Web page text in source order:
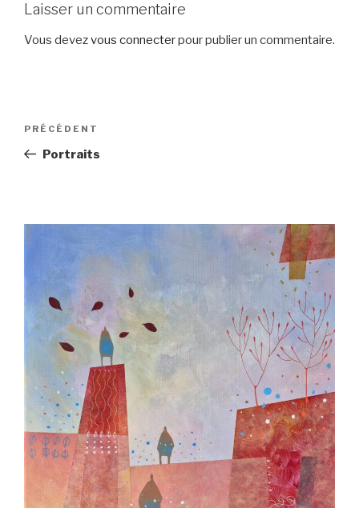
Laisser un commentaire
Vous devezvous connecterpour publier un commentaire.
Navigation
l’article
Article
précédent
PRÉCÉDENT
Portraits